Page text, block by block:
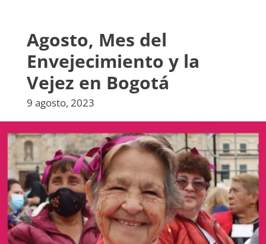
Agosto, Mes del
Envejecimiento y la
Vejez en Bogotá
9 agosto, 2023